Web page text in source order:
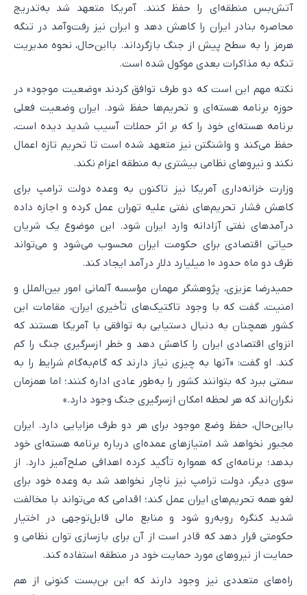
آتش‌بس منطقه‌ای را حفظ کنند. آمریکا متعهد شد به‌تدریج
محاصره بنادر ایران را کاهش دهد و ایران نیز رفت‌وآمد در تنگه
هرمز را به سطح پیش از جنگ بازگرداند. بااین‌حال، نحوه مدیریت
تنگه به مذاکرات بعدی موکول شده است.
نکته مهم این است که دو طرف توافق کردند «وضعیت موجود» در
حوزه برنامه هسته‌ای و تحریم‌ها حفظ شود. ایران وضعیت فعلی
برنامه هسته‌ای خود را که بر اثر حملات آسیب شدید دیده است،
حفظ می‌کند و واشنگتن نیز متعهد شده است تا تحریم تازه اعمال
نکند و نیروهای نظامی بیشتری به منطقه اعزام نکند.
وزارت خزانه‌داری آمریکا نیز تاکنون به وعده دولت ترامپ برای
کاهش فشار تحریم‌های نفتی علیه تهران عمل کرده و اجازه داده
درآمدهای نفتی آزادانه وارد ایران شود. این موضوع یک شریان
حیاتی اقتصادی برای حکومت ایران محسوب می‌شود و می‌تواند
ظرف دو ماه حدود ۱۰ میلیارد دلار درآمد ایجاد کند.
حمیدرضا عزیزی، پژوهشگر مهمان مؤسسه آلمانی امور بین‌الملل و
امنیت، گفت که با وجود تاکتیک‌های تأخیری ایران، مقامات این
کشور همچنان به دنبال دستیابی به توافقی با آمریکا هستند که
انزوای اقتصادی ایران را کاهش دهد و خطر ازسرگیری جنگ را کم
کند. او گفت: «آنها به چیزی نیاز دارند که گام‌به‌گام شرایط را به
سمتی ببرد که بتوانند کشور را به‌طور عادی اداره کنند؛ اما همزمان
نگران‌اند که هر لحظه امکان ازسرگیری جنگ وجود دارد.»
بااین‌حال، حفظ وضع موجود برای هر دو طرف مزایایی دارد. ایران
مجبور نخواهد شد امتیازهای عمده‌ای درباره برنامه هسته‌ای خود
بدهد؛ برنامه‌ای که همواره تأکید کرده اهدافی صلح‌آمیز دارد. از
سوی دیگر، دولت ترامپ نیز ناچار نخواهد شد به وعده خود برای
لغو همه تحریم‌های ایران عمل کند؛ اقدامی که می‌تواند با مخالفت
شدید کنگره روبه‌رو شود و منابع مالی قابل‌توجهی در اختیار
حکومتی قرار دهد که قادر است از آن برای بازسازی توان نظامی و
حمایت از نیروهای مورد حمایت خود در منطقه استفاده کند.
راه‌های متعددی نیز وجود دارند که این بن‌بست کنونی از هم